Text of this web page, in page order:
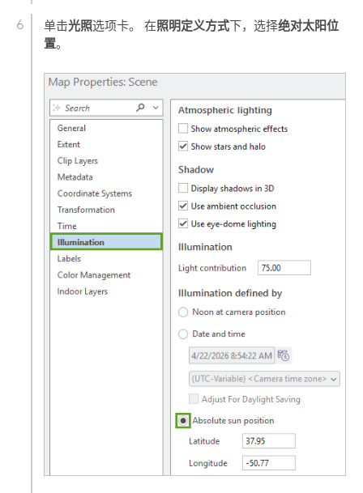
单击光照选项卡。 在照明定义方式下，选择绝对太阳位
置。